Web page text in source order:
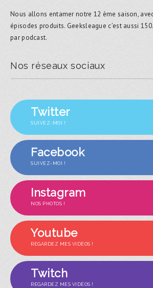
Nous allons entamer notre 12 ème saison,
épisodes produits. Geeksleague c’est aussi
par podcast.
Nos réseaux sociaux
Twitter
SUIVEZ-MOI !
Facebook
SUIVEZ-MOI !
Instagram
NOS PHOTOS !
Youtube
REGARDEZ MES VIDÉOS !
Twitch
REGARDEZ MES VIDÉOS !